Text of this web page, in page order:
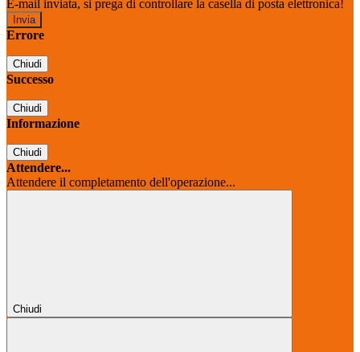
E-mail inviata, si prega di controllare la casella di posta elettronica!
Errore
Chiudi
Successo
Chiudi
Informazione
Chiudi
Attendere...
Attendere il completamento dell'operazione...
Chiudi